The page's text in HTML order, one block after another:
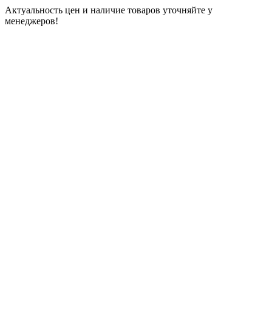
Актуальность цен и наличие товаров уточняйте у
менеджеров!